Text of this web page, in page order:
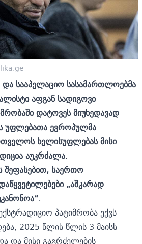
სააპელაციო სასამართლოებმა
აფგან სადიგოვი
დატოვეს მიუხედავად
უფლებათა ევროპულმა
ხელისუფლებას მისი
აუკრძალა.
შეფასებით, საერთო
„აშკარად
პატიმრობა ექვს
2025 წლის წლის 3 მაისს
და მისი გაგრძელების